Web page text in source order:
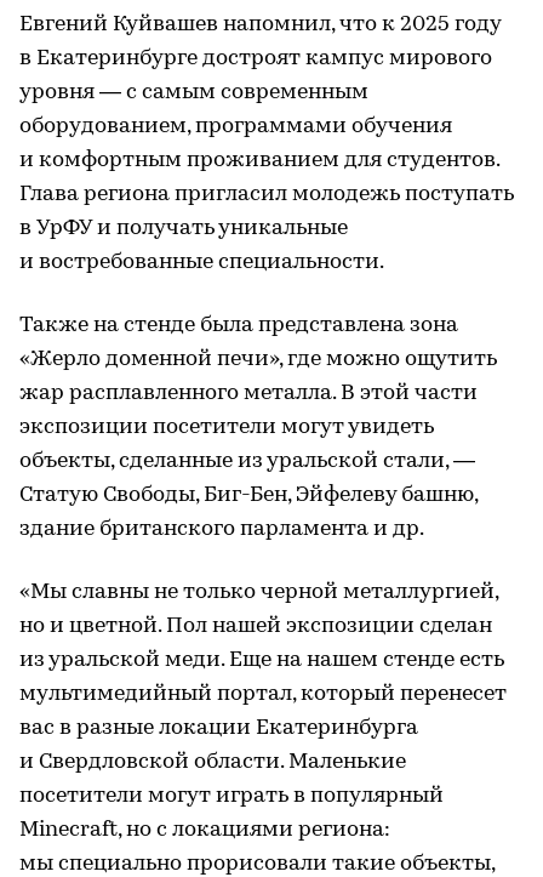
Евгений Куйвашев напомнил, что к 2025 году
в Екатеринбурге достроят кампус мирового
уровня — с самым современным
оборудованием, программами обучения
и комфортным проживанием для студентов.
Глава региона пригласил молодежь поступать
в УрФУ и получать уникальные
и востребованные специальности.
Также на стенде была представлена зона
«Жерло доменной печи», где можно ощутить
жар расплавленного металла. В этой части
экспозиции посетители могут увидеть
объекты, сделанные из уральской стали, —
Статую Свободы, Биг-Бен, Эйфелеву башню,
здание британского парламента и др.
«Мы славны не только черной металлургией,
но и цветной. Пол нашей экспозиции сделан
из уральской меди. Еще на нашем стенде есть
мультимедийный портал, который перенесет
вас в разные локации Екатеринбурга
и Свердловской области. Маленькие
посетители могут играть в популярный
Minecraft, но с локациями региона:
мы специально прорисовали такие объекты,